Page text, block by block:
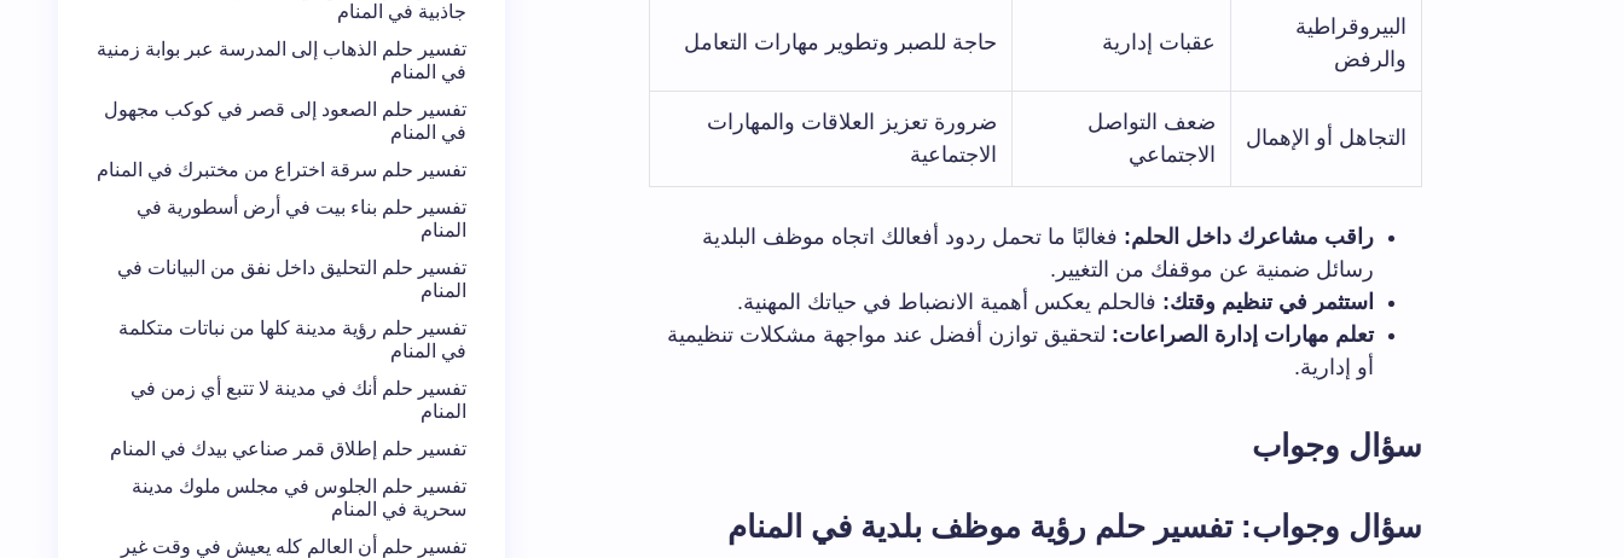
البيروقراطية
والرفض
عقبات إدارية حاجة للصبر وتطوير مهارات التعامل
التجاهل أو الإهمال
ضعف التواصل
الاجتماعي
ضرورة تعزيز العلاقات والمهارات
الاجتماعية
راقب مشاعرك داخل الحلم: فغالبًا ما تحمل ردود أفعالك اتجاه موظف البلدية
رسائل ضمنية عن موقفك من التغيير.
استثمر في تنظيم وقتك: فالحلم يعكس أهمية الانضباط في حياتك المهنية.
تعلم مهارات إدارة الصراعات: لتحقيق توازن أفضل عند مواجهة مشكلات تنظيمية
أو إدارية.
سؤال وجواب
سؤال وجواب: تفسير حلم رؤية موظف بلدية في المنام
جاذبية في المنام
تفسير حلم الذهاب إلى المدرسة عبر بوابة زمنية
في المنام
تفسير حلم الصعود إلى قصر في كوكب مجهول
في المنام
تفسير حلم سرقة اختراع من مختبرك في المنام
تفسير حلم بناء بيت في أرض أسطورية في
المنام
تفسير حلم التحليق داخل نفق من البيانات في
المنام
تفسير حلم رؤية مدينة كلها من نباتات متكلمة
في المنام
تفسير حلم أنك في مدينة لا تتبع أي زمن في
المنام
تفسير حلم إطلاق قمر صناعي بيدك في المنام
تفسير حلم الجلوس في مجلس ملوك مدينة
سحرية في المنام
تفسير حلم أن العالم كله يعيش في وقت غير